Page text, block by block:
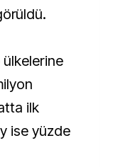
ülkelerine
ilk
ise yüzde